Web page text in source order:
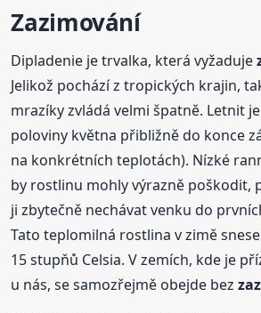
Zazimování
Dipladenie je trvalka, která vyžaduje
Jelikož pochází z tropických krajin,
mrazíky zvládá velmi špatně. Letnit
poloviny května přibližně do konce
na konkrétních teplotách). Nízké
by rostlinu mohly výrazně poškodit,
ji zbytečně nechávat venku do
Tato teplomilná rostlina v zimě
15 stupňů Celsia. V zemích, kde je
u nás, se samozřejmě obejde bez